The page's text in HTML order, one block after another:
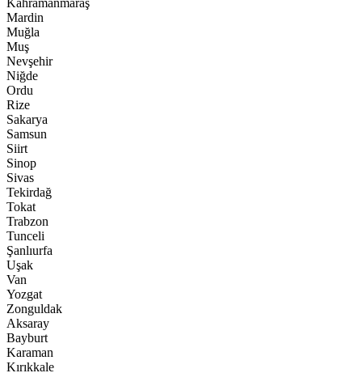
Kahramanmaraş
Mardin
Muğla
Muş
Nevşehir
Niğde
Ordu
Rize
Sakarya
Samsun
Siirt
Sinop
Sivas
Tekirdağ
Tokat
Trabzon
Tunceli
Şanlıurfa
Uşak
Van
Yozgat
Zonguldak
Aksaray
Bayburt
Karaman
Kırıkkale